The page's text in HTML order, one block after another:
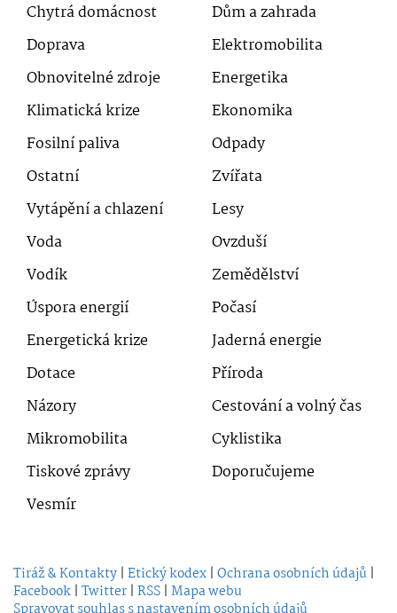
Chytrá domácnost
Dům a zahrada
Doprava
Elektromobilita
Obnovitelné zdroje
Energetika
Klimatická krize
Ekonomika
Fosilní paliva
Odpady
Ostatní
Zvířata
Vytápění a chlazení
Lesy
Voda
Ovzduší
Vodík
Zemědělství
Úspora energií
Počasí
Energetická krize
Jaderná energie
Dotace
Příroda
Názory
Cestování a volný čas
Mikromobilita
Cyklistika
Tiskové zprávy
Doporučujeme
Vesmír
Tiráž & Kontakty | Etický kodex | Ochrana osobních údajů |
Facebook | Twitter | RSS | Mapa webu